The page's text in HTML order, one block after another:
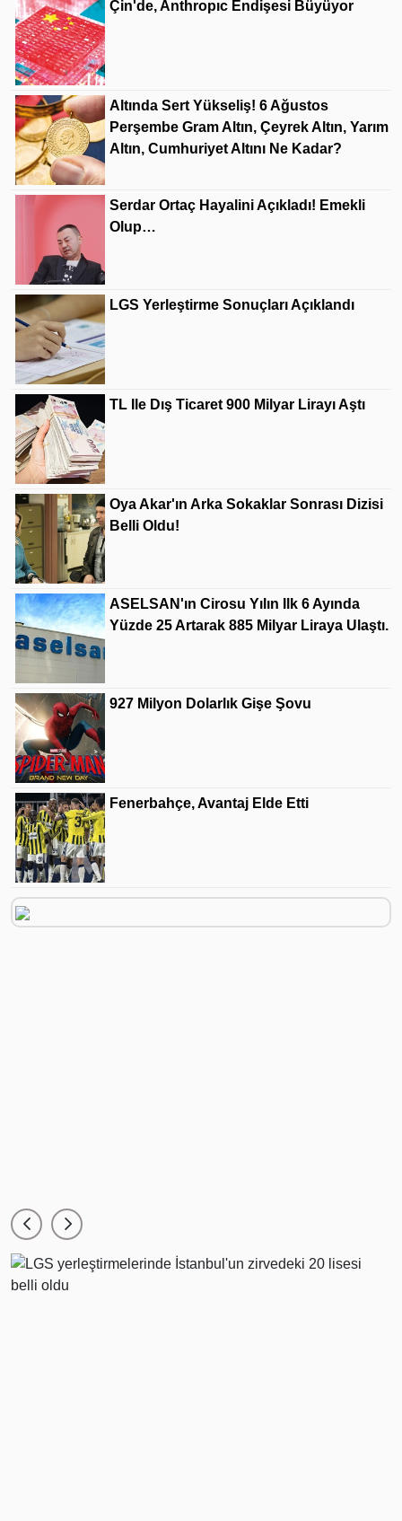
Çin'de, Anthropıc Endişesi Büyüyor
Altında Sert Yükseliş! 6 Ağustos
Perşembe Gram Altın, Çeyrek Altın, Yarım
Altın, Cumhuriyet Altını Ne Kadar?
Serdar Ortaç Hayalini Açıkladı! Emekli
Olup…
LGS Yerleştirme Sonuçları Açıklandı
TL Ile Dış Ticaret 900 Milyar Lirayı Aştı
Oya Akar'ın Arka Sokaklar Sonrası Dizisi
Belli Oldu!
ASELSAN'ın Cirosu Yılın Ilk 6 Ayında
Yüzde 25 Artarak 885 Milyar Liraya Ulaştı.
927 Milyon Dolarlık Gişe Şovu
Fenerbahçe, Avantaj Elde Etti